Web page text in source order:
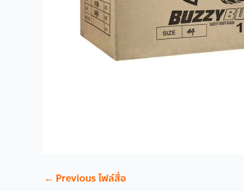
← Previous ไฟล์สื่อ